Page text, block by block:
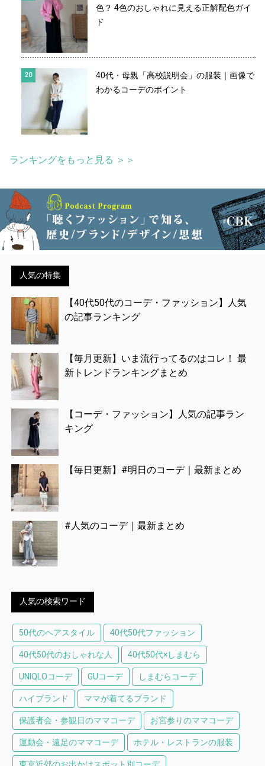
色？ 4色のおしゃれに見える正解配色ガイ
ド
40代・母親「高校説明会」の服装｜画像で
わかるコーデのポイント
ランキングをもっと見る ＞＞
人気の特集
【40代50代のコーデ・ファッション】人気
の記事ランキング
【毎月更新】いま流行ってるのはコレ！ 最
新トレンドランキングまとめ
【コーデ・ファッション】人気の記事ラン
キング
【毎日更新】#明日のコーデ｜最新まとめ
#人気のコーデ｜最新まとめ
人気の検索ワード
50代のヘアスタイル 40代50代ファッション
40代50代のおしゃれな人 40代50代×しまむら
UNIQLOコーデ GUコーデ しまむらコーデ
ハイブランド ママが着てるブランド
保護者会・参観日のママコーデ お宮参りのママコーデ
運動会・遠足のママコーデ ホテル・レストランの服装
東京近郊のお出かけスポット別コーデ